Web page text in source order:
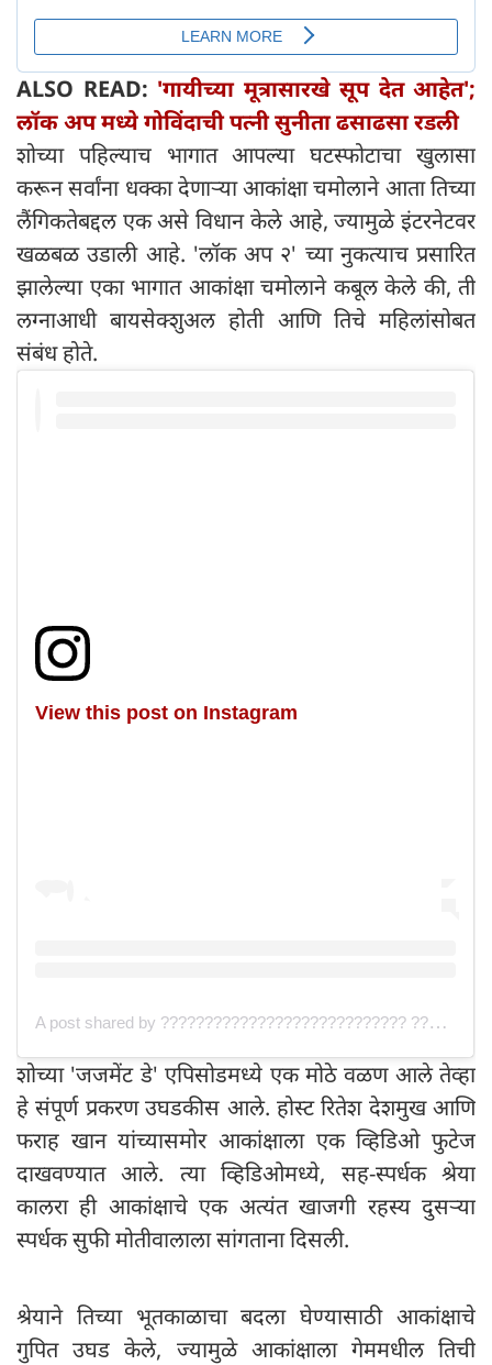
ALSO READ: 'गायीच्या मूत्रासारखे सूप देत आहेत';
लॉक अप मध्ये गोविंदाची पत्नी सुनीता ढसाढसा रडली
शोच्या पहिल्याच भागात आपल्या घटस्फोटाचा खुलासा
करून सर्वांना धक्का देणाऱ्या आकांक्षा चमोलाने आता तिच्या
लैंगिकतेबद्दल एक असे विधान केले आहे, ज्यामुळे इंटरनेटवर
खळबळ उडाली आहे. 'लॉक अप २' च्या नुकत्याच प्रसारित
झालेल्या एका भागात आकांक्षा चमोलाने कबूल केले की, ती
लग्नाआधी बायसेक्शुअल होती आणि तिचे महिलांसोबत
संबंध होते.
View this post on Instagram
A post shared by ???????????????????????????? ????Content creator (@jessyz.life)
शोच्या 'जजमेंट डे' एपिसोडमध्ये एक मोठे वळण आले तेव्हा
हे संपूर्ण प्रकरण उघडकीस आले. होस्ट रितेश देशमुख आणि
फराह खान यांच्यासमोर आकांक्षाला एक व्हिडिओ फुटेज
दाखवण्यात आले. त्या व्हिडिओमध्ये, सह-स्पर्धक श्रेया
कालरा ही आकांक्षाचे एक अत्यंत खाजगी रहस्य दुसऱ्या
स्पर्धक सुफी मोतीवालाला सांगताना दिसली.
श्रेयाने तिच्या भूतकाळाचा बदला घेण्यासाठी आकांक्षाचे
गुपित उघड केले, ज्यामुळे आकांक्षाला गेममधील तिची